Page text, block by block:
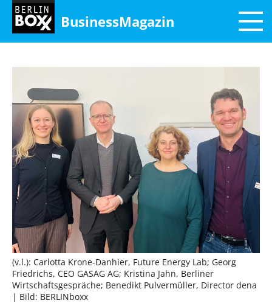
BusinessMagazin
(v.l.): Carlotta Krone-Danhier, Future Energy Lab; Georg
Friedrichs, CEO GASAG AG; Kristina Jahn, Berliner
Wirtschaftsgespräche; Benedikt Pulvermüller, Director dena
| Bild: BERLINboxx